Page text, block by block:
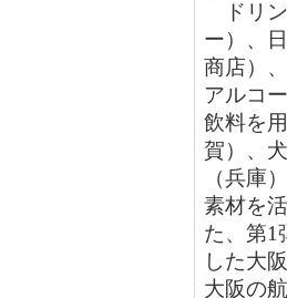
ドリン
ー）、
商店）
アルコ
飲料を
賀）、
（兵庫
素材を
た、第1
した大
大阪の